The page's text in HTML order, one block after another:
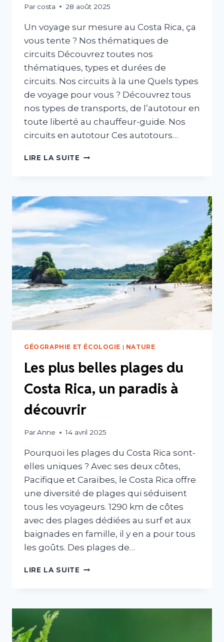
Par costa 28 août 2025
Un voyage sur mesure au Costa Rica, ça
vous tente ? Nos thématiques de
circuits Découvrez toutes nos
thématiques, types et durées de
circuits. Nos circuits à la une Quels types
de voyage pour vous ? Découvrez tous
nos types de transports, de l’autotour en
toute liberté au chauffeur-guide. Nos
circuits en autotour Ces autotours…
LIRE LA SUITE ACCUEIL
GÉOGRAPHIE ET ÉCOLOGIE | NATURE
Les plus belles plages du
Costa Rica, un paradis à
découvrir
ParAnne 14 avril 2025
Pourquoi les plages du Costa Rica sont-
elles uniques ? Avec ses deux côtes,
Pacifique et Caraïbes, le Costa Rica offre
une diversité de plages qui séduisent
tous les voyageurs. 1290 km de côtes
avec des plages dédiées au surf et aux
baignades en famille, il y en a pour tous
les goûts. Des plages de…
LIRE LA SUITE LES
DU